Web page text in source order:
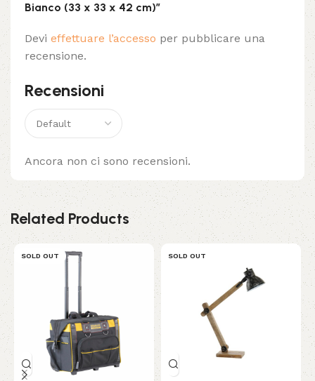
Recensioni
Ancora non ci sono recensioni.
Bianco (33 x 33 x 42 cm)”
Devi effettuare l’accesso per pubblicare una
recensione.
Related Products
SOLD OUT SOLD OUT